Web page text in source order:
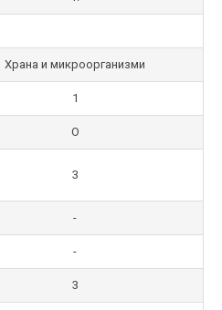
Храна и микроорганизми
1
О
3
-
-
3